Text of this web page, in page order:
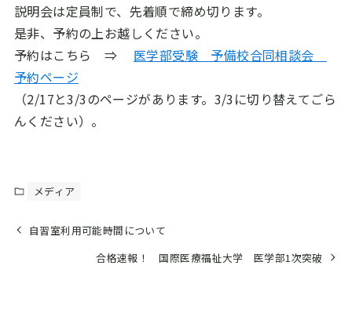
説明会は定員制で、先着順で締め切ります。
是非、予約の上お越しください。
予約はこちら ⇒ 医学部受験 予備校合同相談会
予約ページ
（2/17と3/3のページがあります。3/3に切り替えてごら
んください）。
メディア
自習室利用可能時間について
合格速報！ 国際医療福祉大学 医学部1次突破